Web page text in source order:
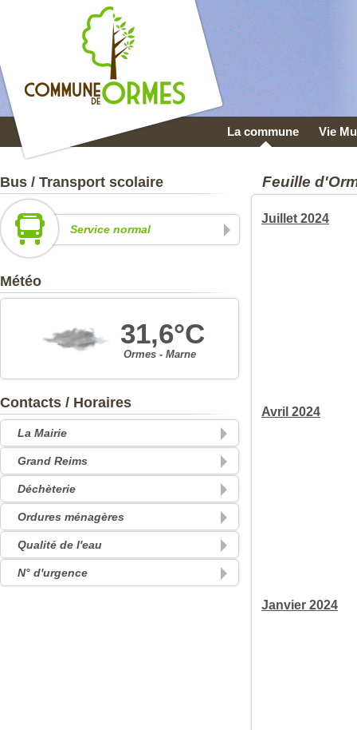
La commune Vie
Feuille
Janvier 2024
Avril 2024
Juillet 2024
Bus / Transport scolaire
Service normal
Météo
31,6°C
Ormes - Marne
Contacts / Horaires
La Mairie
Grand Reims
Déchèterie
Ordures ménagères
Qualité de l'eau
N° d'urgence